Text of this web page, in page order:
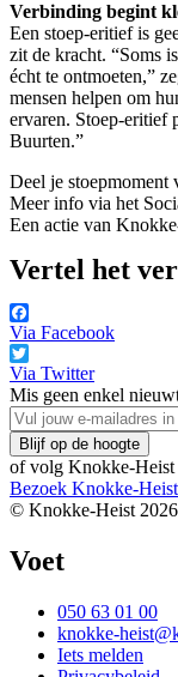
Verbinding begint
Een stoep-eritief is
zit de kracht. “Soms
écht te ontmoeten,”
mensen helpen om
ervaren. Stoep-eritief
Buurten.”
Deel je
Meer info via het
Een actie van
Vertel het
Via Facebook
Via Twitter
Mis geen enkel
of volg Knokke-Heist
Bezoek Knokke-
© Knokke-Heist 2026
Voet
050 63 01 00
knokke-
Iets melden